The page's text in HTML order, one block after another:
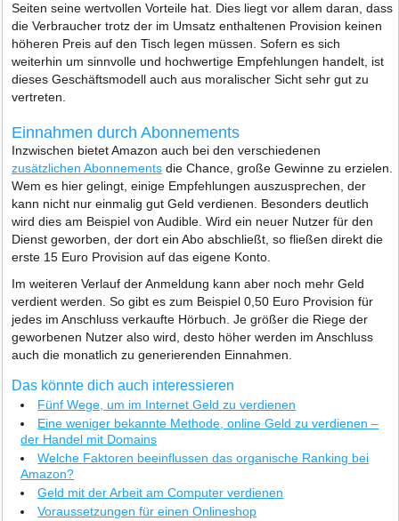
Seiten seine wertvollen Vorteile hat. Dies liegt vor allem daran, dass
die Verbraucher trotz der im Umsatz enthaltenen Provision keinen
höheren Preis auf den Tisch legen müssen. Sofern es sich
weiterhin um sinnvolle und hochwertige Empfehlungen handelt, ist
dieses Geschäftsmodell auch aus moralischer Sicht sehr gut zu
vertreten.
Einnahmen durch Abonnements
Inzwischen bietet Amazon auch bei den verschiedenen
zusätzlichen Abonnements die Chance, große Gewinne zu erzielen.
Wem es hier gelingt, einige Empfehlungen auszusprechen, der
kann nicht nur einmalig gut Geld verdienen. Besonders deutlich
wird dies am Beispiel von Audible. Wird ein neuer Nutzer für den
Dienst geworben, der dort ein Abo abschließt, so fließen direkt die
erste 15 Euro Provision auf das eigene Konto.
Im weiteren Verlauf der Anmeldung kann aber noch mehr Geld
verdient werden. So gibt es zum Beispiel 0,50 Euro Provision für
jedes im Anschluss verkaufte Hörbuch. Je größer die Riege der
geworbenen Nutzer also wird, desto höher werden im Anschluss
auch die monatlich zu generierenden Einnahmen.
Das könnte dich auch interessieren
Fünf Wege, um im Internet Geld zu verdienen
Eine weniger bekannte Methode, online Geld zu verdienen –
der Handel mit Domains
Welche Faktoren beeinflussen das organische Ranking bei
Amazon?
Geld mit der Arbeit am Computer verdienen
Voraussetzungen für einen Onlineshop